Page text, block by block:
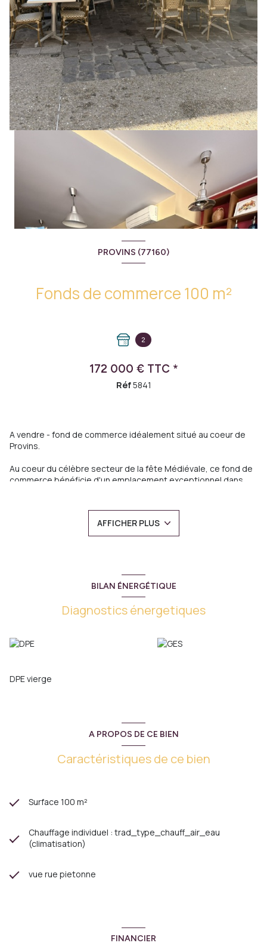
PROVINS (77160)
Fonds de commerce 100 m²
2
172 000 € TTC *
Réf5841
A vendre - fond de commerce idéalement situé au coeur de
Provins.
Au coeur du célèbre secteur de la fête Médiévale, ce fond de
commerce bénéficie d'un emplacement exceptionnel dans
- une cuisne équipée et aménagée,
offre un fort potentiel de développement pour une activité de
restauration, salon de thé ou commerce de bouche.
N'hésitez pas à contacter Angélique TAILLANDIER, elle saura
vous donner des renseignements complémentaires.
AFFICHER PLUS
BILAN ÉNERGÉTIQUE
Diagnostics énergetiques
DPE vierge
A PROPOS DE CE BIEN
Caractéristiques de ce bien
Surface 100 m²
Chauffage individuel : trad_type_chauff_air_eau
(climatisation)
vue rue pietonne
FINANCIER